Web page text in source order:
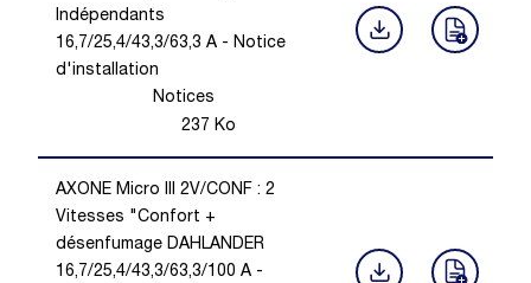
Indépendants
16,7/25,4/43,3/63,3 A - Notice
d'installation
Notices
237 Ko
AXONE Micro III 2V/CONF : 2
Vitesses "Confort +
désenfumage DAHLANDER
16,7/25,4/43,3/63,3/100 A -